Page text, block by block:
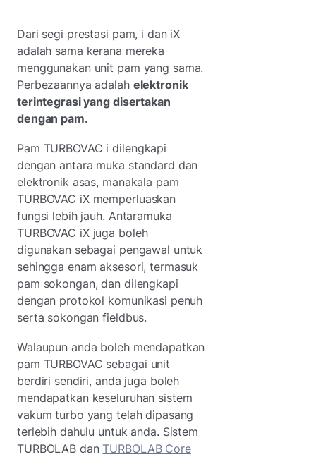
Dari segi prestasi pam, i dan iX
adalah sama kerana mereka
menggunakan unit pam yang sama.
Perbezaannya adalah elektronik
terintegrasi yang disertakan
dengan pam.
Pam TURBOVAC i dilengkapi
dengan antara muka standard dan
elektronik asas, manakala pam
TURBOVAC iX memperluaskan
fungsi lebih jauh. Antaramuka
TURBOVAC iX juga boleh
digunakan sebagai pengawal untuk
sehingga enam aksesori, termasuk
pam sokongan, dan dilengkapi
dengan protokol komunikasi penuh
serta sokongan fieldbus.
Walaupun anda boleh mendapatkan
pam TURBOVAC sebagai unit
berdiri sendiri, anda juga boleh
mendapatkan keseluruhan sistem
vakum turbo yang telah dipasang
terlebih dahulu untuk anda. Sistem
TURBOLAB dan TURBOLAB Core